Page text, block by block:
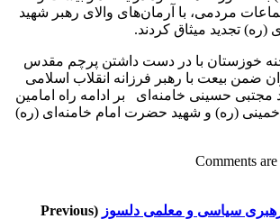
مردمی، با آرمان‌های والای رهبر شهید
تجدید میثاق کردند.
خوزستان با در دست داشتن پرچم مقدس
ضمن بیعت با رهبر فرزانه انقلاب اسلامی
حسینی خامنه‌ای بر ادامه راه امامین
(ره) و شهید حضرت امام خامنه‌ای (ره)
Comments
رهبری سیاسی و معلمی دلسوز
(Previous